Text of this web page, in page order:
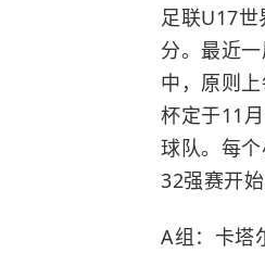
足联U17
分。最近
中，原则
杯定于11
球队。每
32强赛开
A组：卡塔